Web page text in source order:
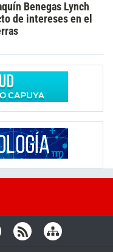
Benegas Lynch
de intereses en el